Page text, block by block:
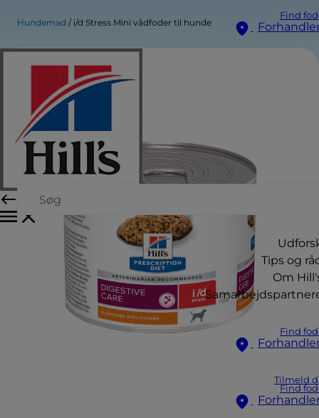
Find
Tips og
Om
Find
Tilmeld
Find
Hundemad i/d Stress Mini vådfoder til hunde